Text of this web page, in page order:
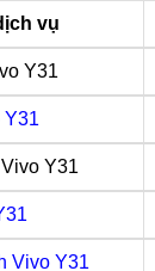
vụ
Y31
Y31
Y31
Vivo Y31